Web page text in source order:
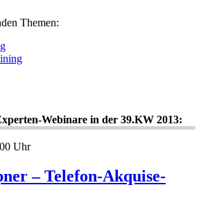
Themen:
Webinare in der 39.KW 2013:
Uhr
– Telefon-Akquise-